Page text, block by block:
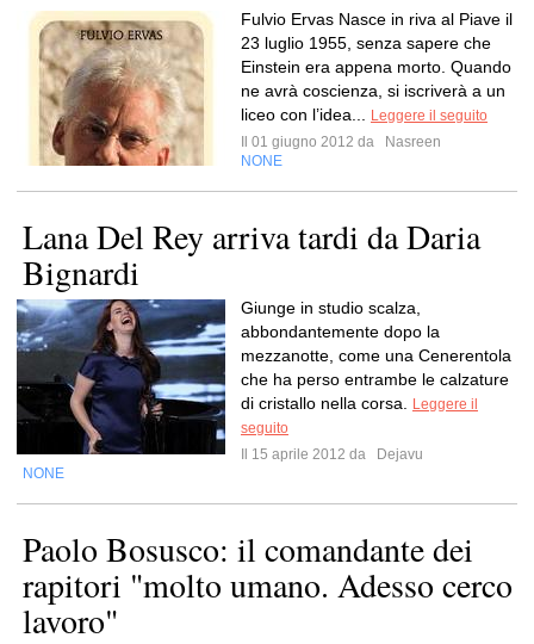
Fulvio Ervas Nasce in riva al Piave il
23 luglio 1955, senza sapere che
Einstein era appena morto. Quando
ne avrà coscienza, si iscriverà a un
liceo con l’idea...
Leggere il seguito
Il 01 giugno 2012 da
Nasreen
NONE
Lana Del Rey arriva tardi da Daria
Bignardi
Giunge in studio scalza,
abbondantemente dopo la
mezzanotte, come una Cenerentola
che ha perso entrambe le calzature
di cristallo nella corsa.
Leggere il
seguito
Il 15 aprile 2012 da
Dejavu
NONE
Paolo Bosusco: il comandante dei
rapitori "molto umano. Adesso cerco
lavoro"